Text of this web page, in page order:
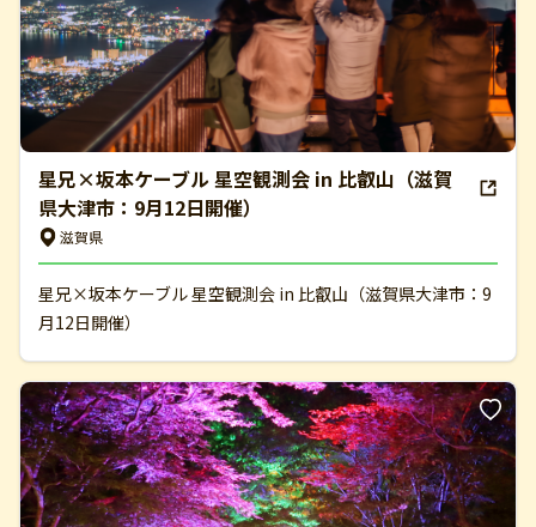
星兄×坂本ケーブル 星空観測会 in 比叡山（滋賀
県大津市：9月12日開催）
滋賀県
星兄×坂本ケーブル 星空観測会 in 比叡山（滋賀県大津市：9
月12日開催）